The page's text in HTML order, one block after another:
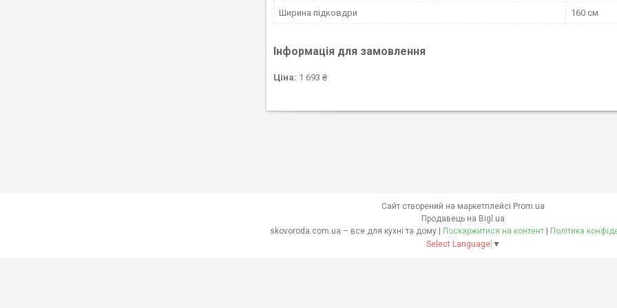
Ширина підковдри 160 см
Інформація для замовлення
Ціна: 1 693 ₴
Сайт створений на маркетплейсі Prom.ua
Продавець на Bigl.ua
Поскаржитися на контент
Політика
Select Language ▼